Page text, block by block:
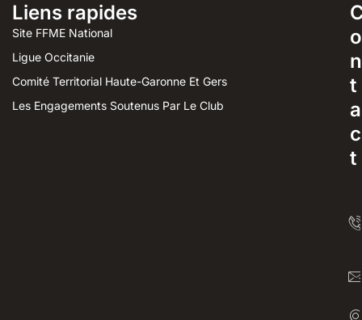
Liens rapides
Site FFME National
Ligue Occitanie
Comité Territorial Haute-Garonne Et Gers
Les Engagements Soutenus Par Le Club
o
n
t
a
c
t